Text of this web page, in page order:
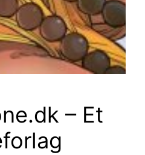
– Et